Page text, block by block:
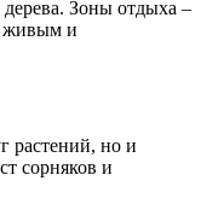
дерева. Зоны отдыха –
живым и
растений, но и
сорняков и